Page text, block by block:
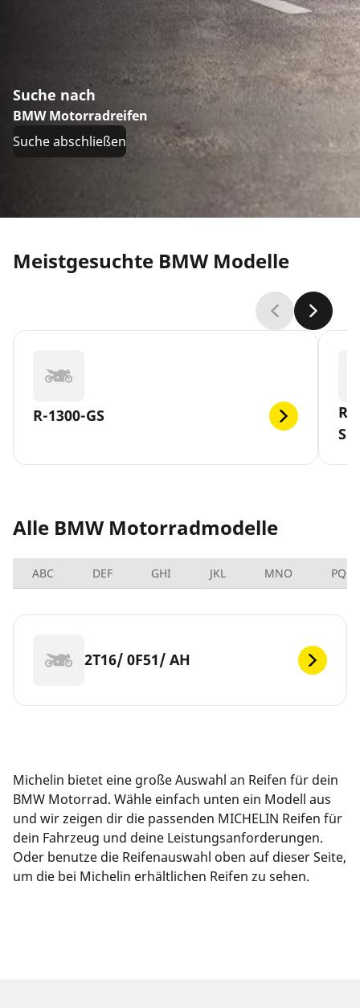
Suche nach
BMW Motorradreifen
Suche abschließen
Meistgesuchte BMW Modelle
R-1300-GS
R-
Alle BMW Motorradmodelle
ABC DEF GHI JKL MNO PQRS
2T16/ 0F51/ AH
Michelin bietet eine große Auswahl an Reifen für dein
BMW Motorrad. Wähle einfach unten ein Modell aus
und wir zeigen dir die passenden MICHELIN Reifen für
dein Fahrzeug und deine Leistungsanforderungen.
Oder benutze die Reifenauswahl oben auf dieser Seite,
um die bei Michelin erhältlichen Reifen zu sehen.